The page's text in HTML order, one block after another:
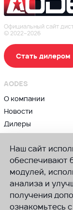
Наш сайт
обеспечивают
модулей,
анализа и
получения
ознакомьтесь
Официальный сайт
© 2022–2026
AODES
О компании
Новости
Дилеры
Контакты
ВЛАДЕЛЬЦАМ
Сервис и гарантии
Советы по
обслуживанию
Руководства
Стать дилером